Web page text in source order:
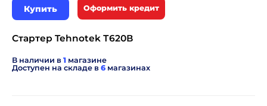
Купить Оформить кредит
Стартер Tehnotek Т620В
В наличии в 1 магазине
Доступен на складе в 6 магазинах